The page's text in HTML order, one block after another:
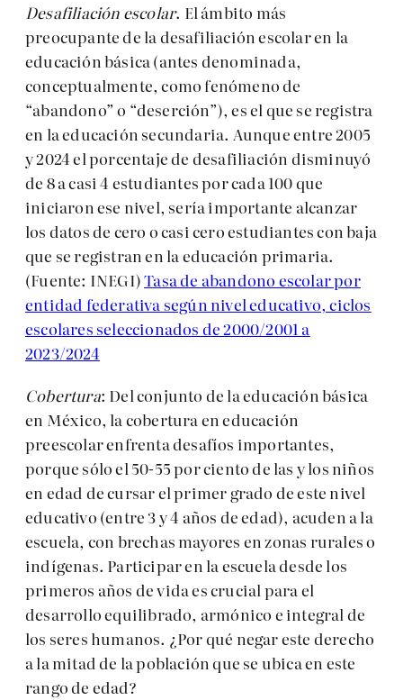
Desafiliación escolar. El ámbito más
preocupante de la desafiliación escolar en la
educación básica (antes denominada,
conceptualmente, como fenómeno de
“abandono” o “deserción”), es el que se registra
en la educación secundaria. Aunque entre 2005
y 2024 el porcentaje de desafiliación disminuyó
de 8 a casi 4 estudiantes por cada 100 que
iniciaron ese nivel, sería importante alcanzar
los datos de cero o casi cero estudiantes con baja
que se registran en la educación primaria.
(Fuente: INEGI)Tasa de abandono escolar por
entidad federativa según nivel educativo, ciclos
escolares seleccionados de 2000/2001 a
2023/2024
Cobertura: Del conjunto de la educación básica
en México, la cobertura en educación
preescolar enfrenta desafíos importantes,
porque sólo el 50-55 por ciento de las y los niños
en edad de cursar el primer grado de este nivel
educativo (entre 3 y 4 años de edad), acuden a la
escuela, con brechas mayores en zonas rurales o
indígenas. Participar en la escuela desde los
primeros años de vida es crucial para el
desarrollo equilibrado, armónico e integral de
los seres humanos. ¿Por qué negar este derecho
a la mitad de la población que se ubica en este
rango de edad?